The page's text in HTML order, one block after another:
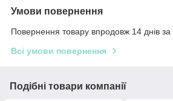
Умови повернення
Повернення товару впродовж 14 днів за
Всі умови повернення
Подібні товари компанії